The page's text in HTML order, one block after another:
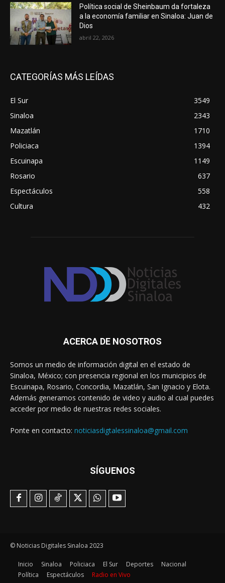
Política social de Sheinbaum da fortaleza
a la economía familiar en Sinaloa: Juan de
Dios
abril 22, 2026
CATEGORÍAS MÁS LEÍDAS
El Sur
3549
Sinaloa
2343
Mazatlán
1710
Policiaca
1394
Escuinapa
1149
Rosario
637
Espectáculos
558
Cultura
432
ACERCA DE NOSOTROS
Somos un medio de información digital en el estado de
Sinaloa, México; con presencia regional en los municipios de
Escuinapa, Rosario, Concordia, Mazatlán, San Ignacio y Elota.
Además generamos contenido de video y audio al cual puedes
acceder por medio de nuestras redes sociales.
Ponte en contacto: noticiasdigtalessinaloa@gmail.com
SÍGUENOS
© Noticias Digitales Sinaloa 2023
Inicio Sinaloa Policiaca El Sur Deportes
Nacional
Política
Espectáculos Radio en Vivo